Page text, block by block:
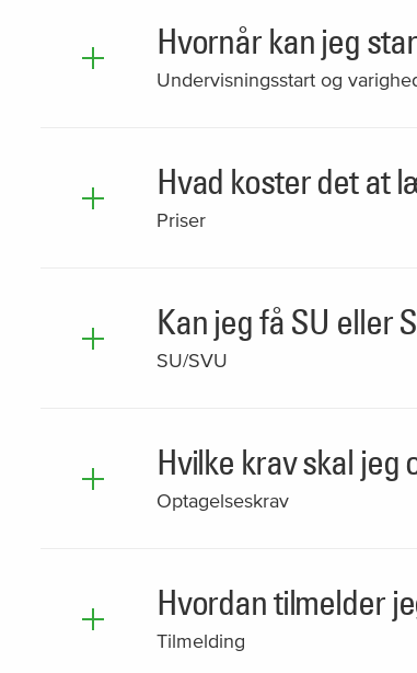
Hvornår kan jeg
Undervisningsstart og
Hvad koster det at
Priser
Kan jeg få SU eller
SU/SVU
Hvilke krav skal jeg
Optagelseskrav
Hvordan tilmelder
Tilmelding